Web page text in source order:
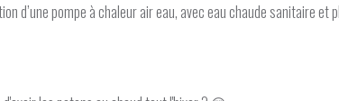
d’une pompe à chaleur air eau, avec eau chaude sanitaire et